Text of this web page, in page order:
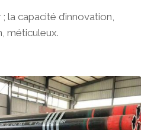
capacité d’innovation,
méticuleux.